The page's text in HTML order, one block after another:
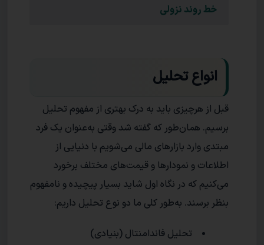
خط روند نزولی
انواع تحلیل
قبل از هرچیزی باید به درک بهتری از مفهوم تحلیل
برسیم. همان‌طور که گفته شد وقتی به‌عنوان یک فرد
مبتدی وارد بازارهای مالی می‌شویم با دنیایی از
اطلاعات و نمودارها و قیمت‌های مختلف برخورد
می‌کنیم که در نگاه اول شاید بسیار پیچیده و نامفهوم
بنظر برسند. به‌طور کلی ما دو نوع تحلیل داریم:
تحلیل فاندامنتال (بنیادی)